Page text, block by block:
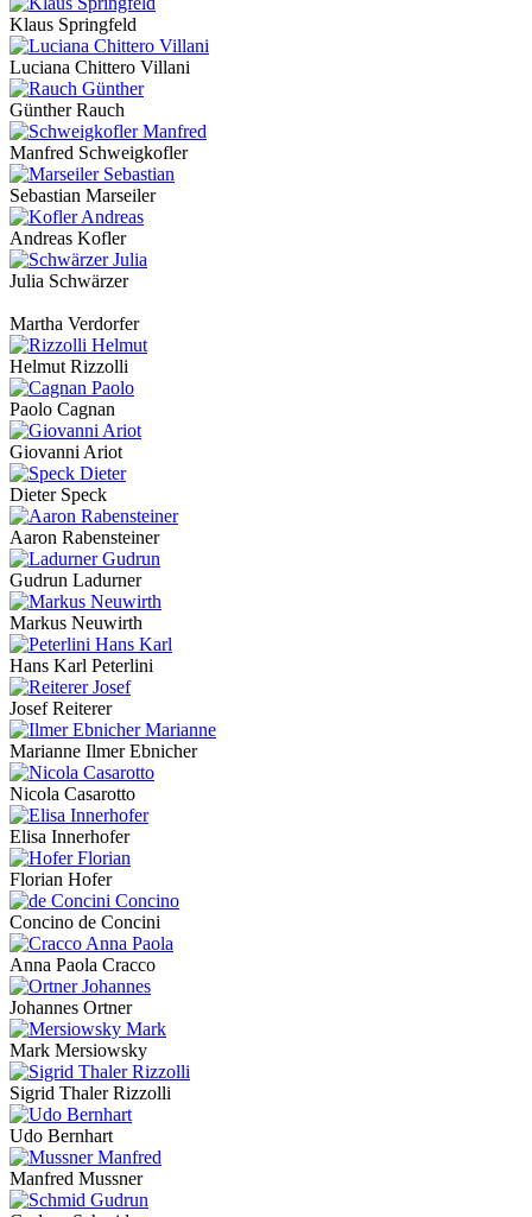
Klaus Springfeld
Luciana Chittero Villani
Günther Rauch
Manfred Schweigkofler
Sebastian Marseiler
Andreas Kofler
Julia Schwärzer
Martha Verdorfer
Helmut Rizzolli
Paolo Cagnan
Giovanni Ariot
Dieter Speck
Aaron Rabensteiner
Gudrun Ladurner
Markus Neuwirth
Hans Karl Peterlini
Josef Reiterer
Marianne Ilmer Ebnicher
Nicola Casarotto
Elisa Innerhofer
Florian Hofer
Concino de Concini
Anna Paola Cracco
Johannes Ortner
Mark Mersiowsky
Sigrid Thaler Rizzolli
Udo Bernhart
Manfred Mussner